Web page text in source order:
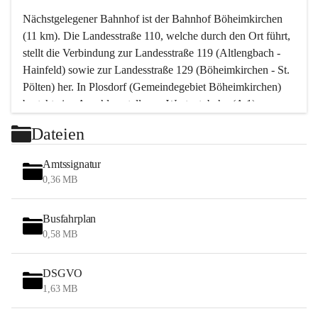
Nächstgelegener Bahnhof ist der Bahnhof Böheimkirchen
(11 km). Die Landesstraße 110, welche durch den Ort führt,
stellt die Verbindung zur Landesstraße 119 (Altlengbach -
Hainfeld) sowie zur Landesstraße 129 (Böheimkirchen - St.
Pölten) her. In Plosdorf (Gemeindegebiet Böheimkirchen)
besteht eine Anschlussstelle zur Westautobahn (A 1).
Wien erreicht man in ca. 45 Minuten.
Stössing zählt noch zum Naherholungsraum Wien sowie
zum Naherholungsraum St. Pölten. Viele Bauernhöfe hatten
„ihre Wiener“. Seit 1960 bauten viele Wiener
Wochenendhäuser im Gemeindegebiet. Wegen des
waldreichen Jagdgebietes haben viele Jagdpächter ihre
Das Wandern ist aus touristischer Sicht die bedeutendste
Tätigkeit. Das hügelige Gebiet mit Wanderwegen durch
Wiesen, Wälder und Obstkulturen lädt dazu ein. Gefördert
Dateien
Amtssignatur
0,36 MB
Busfahrplan
0,58 MB
DSGVO
1,63 MB